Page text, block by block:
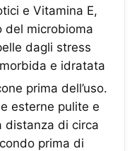
e Vitamina E,
del microbioma
dagli stress
e idratata
prima dell’uso.
esterne pulite e
distanza di circa
prima di